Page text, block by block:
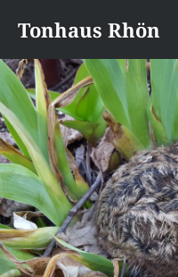
zum
Inhalt
Tonhaus Rhön